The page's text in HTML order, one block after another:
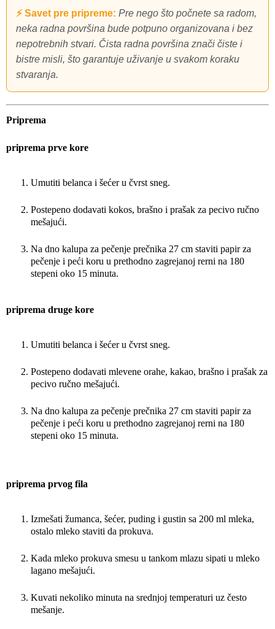
⚡ Savet pre pripreme: Pre nego što počnete sa radom,
neka radna površina bude potpuno organizovana i bez
nepotrebnih stvari. Čista radna površina znači čiste i
bistre misli, što garantuje uživanje u svakom koraku
stvaranja.
Priprema
priprema prve kore
Umutiti belanca i šećer u čvrst sneg.
Postepeno dodavati kokos, brašno i prašak za pecivo ručno
mešajući.
Na dno kalupa za pečenje prečnika 27 cm staviti papir za
pečenje i peći koru u prethodno zagrejanoj rerni na 180
stepeni oko 15 minuta.
priprema druge kore
Umutiti belanca i šećer u čvrst sneg.
Postepeno dodavati mlevene orahe, kakao, brašno i prašak za
pecivo ručno mešajući.
Na dno kalupa za pečenje prečnika 27 cm staviti papir za
pečenje i peći koru u prethodno zagrejanoj rerni na 180
stepeni oko 15 minuta.
priprema prvog fila
Izmešati žumanca, šećer, puding i gustin sa 200 ml mleka,
ostalo mleko staviti da prokuva.
Kada mleko prokuva smesu u tankom mlazu sipati u mleko
lagano mešajući.
Kuvati nekoliko minuta na srednjoj temperaturi uz često
mešanje.